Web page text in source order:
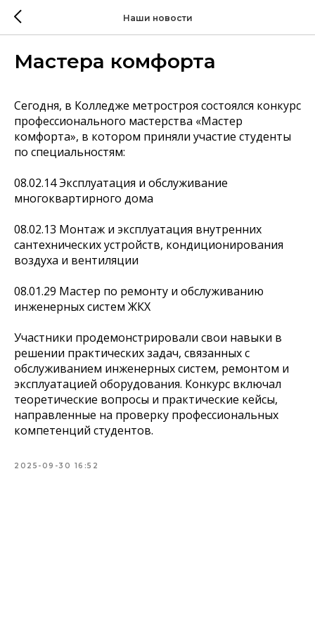
Наши новости
Мастера комфорта
Сегодня, в Колледже метростроя состоялся конкурс
профессионального мастерства «Мастер
комфорта», в котором приняли участие студенты
по специальностям:
08.02.14 Эксплуатация и обслуживание
многоквартирного дома
08.02.13 Монтаж и эксплуатация внутренних
сантехнических устройств, кондиционирования
воздуха и вентиляции
08.01.29 Мастер по ремонту и обслуживанию
инженерных систем ЖКХ
Участники продемонстрировали свои навыки в
решении практических задач, связанных с
обслуживанием инженерных систем, ремонтом и
эксплуатацией оборудования. Конкурс включал
теоретические вопросы и практические кейсы,
направленные на проверку профессиональных
компетенций студентов.
2025-09-30 16:52